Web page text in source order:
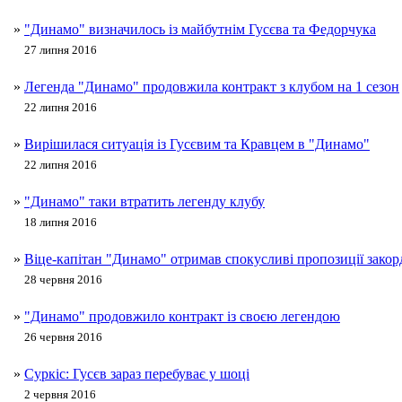
» "Динамо" визначилось із майбутнім Гусєва та Федорчука
27 липня 2016
» Легенда "Динамо" продовжила контракт з клубом на 1 сезон
22 липня 2016
» Вирішилася ситуація із Гусєвим та Кравцем в "Динамо"
22 липня 2016
» "Динамо" таки втратить легенду клубу
18 липня 2016
» Віце-капітан "Динамо" отримав спокусливі пропозиції
28 червня 2016
» "Динамо" продовжило контракт із своєю легендою
26 червня 2016
» Суркіс: Гусєв зараз перебуває у шоці
2 червня 2016